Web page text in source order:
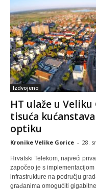
Izdvojeno
HT ulaže u Veliku
tisuća
optiku
Kronike Velike Gorice - 28.
Hrvatski Telekom, najveći
započeo je s
infrastrukture na području
građanima omogućiti